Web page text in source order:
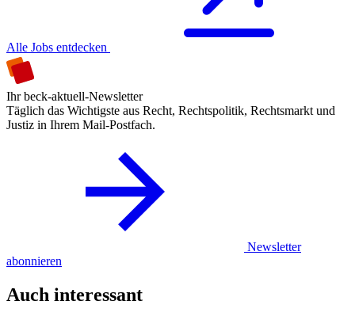
Alle Jobs entdecken
Ihr beck-aktuell-Newsletter
Täglich das Wichtigste aus Recht, Rechtspolitik, Rechtsmarkt und
Justiz in Ihrem Mail-Postfach.
Newsletter
abonnieren
Auch interessant